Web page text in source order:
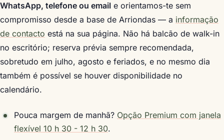
WhatsApp, telefone ou email e orientamos-te sem
compromisso desde a base de Arriondas — a informação
de contacto está na sua página. Não há balcão de walk-in
no escritório; reserva prévia sempre recomendada,
sobretudo em julho, agosto e feriados, e no mesmo dia
também é possível se houver disponibilidade no
calendário.
Pouca margem de manhã? Opção Premium com janela
flexível 10 h 30 - 12 h 30.